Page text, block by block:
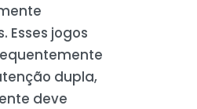
Esses jogos
dupla,
deve